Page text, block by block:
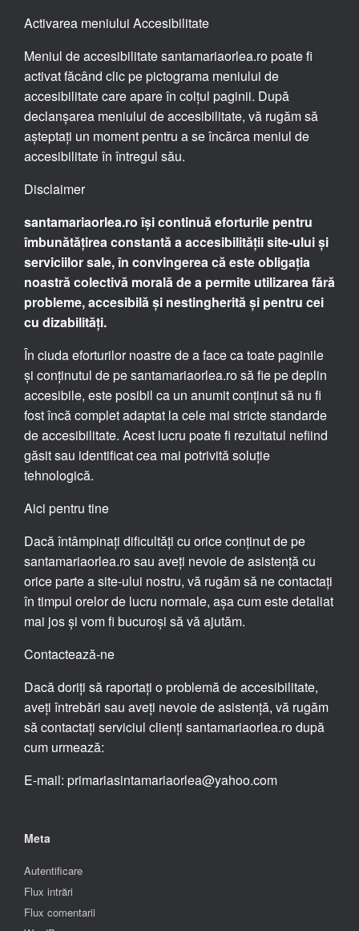
Activarea meniului Accesibilitate
Meniul de accesibilitate santamariaorlea.ro poate fi
activat făcând clic pe pictograma meniului de
accesibilitate care apare în colțul paginii. După
declanșarea meniului de accesibilitate, vă rugăm să
așteptați un moment pentru a se încărca meniul de
accesibilitate în întregul său.
Disclaimer
santamariaorlea.ro își continuă eforturile pentru
îmbunătățirea constantă a accesibilității site-ului și
serviciilor sale, în convingerea că este obligația
noastră colectivă morală de a permite utilizarea fără
probleme, accesibilă și nestingherită și pentru cei
cu dizabilități.
În ciuda eforturilor noastre de a face ca toate paginile
și conținutul de pe santamariaorlea.ro să fie pe deplin
accesibile, este posibil ca un anumit conținut să nu fi
fost încă complet adaptat la cele mai stricte standarde
de accesibilitate. Acest lucru poate fi rezultatul nefiind
găsit sau identificat cea mai potrivită soluție
tehnologică.
Aici pentru tine
Dacă întâmpinați dificultăți cu orice conținut de pe
santamariaorlea.ro sau aveți nevoie de asistență cu
orice parte a site-ului nostru, vă rugăm să ne contactați
în timpul orelor de lucru normale, așa cum este detaliat
mai jos și vom fi bucuroși să vă ajutăm.
Contactează-ne
Dacă doriți să raportați o problemă de accesibilitate,
aveți întrebări sau aveți nevoie de asistență, vă rugăm
să contactați serviciul clienți santamariaorlea.ro după
cum urmează:
E-mail: primariasintamariaorlea@yahoo.com
Meta
Autentificare
Flux intrări
Flux comentarii